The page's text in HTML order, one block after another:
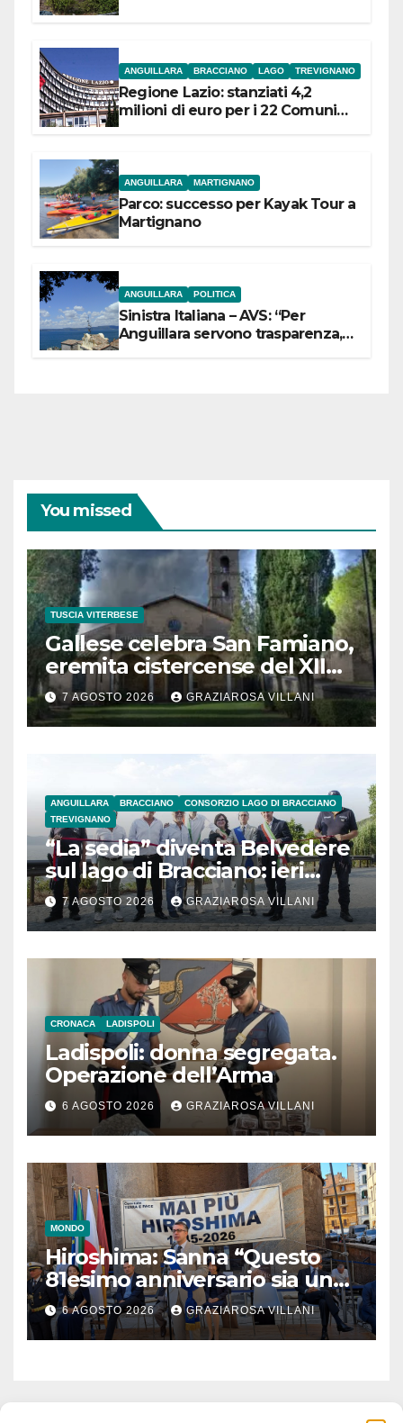
ANGUILLARA BRACCIANO LAGO TREVIGNANO
Regione Lazio: stanziati 4,2
milioni di euro per i 22 Comuni
ANGUILLARA MARTIGNANO
Parco: successo per Kayak Tour a
Martignano
ANGUILLARA POLITICA
Sinistra Italiana – AVS: “Per
Anguillara servono trasparenza,
You missed
TUSCIA VITERBESE
Gallese celebra San Famiano,
eremita cistercense del XII
secolo
7 AGOSTO 2026 GRAZIAROSA VILLANI
ANGUILLARA BRACCIANO
CONSORZIO LAGO DI BRACCIANO
TREVIGNANO
“La sedia” diventa Belvedere
sul lago di Bracciano: ieri
l’inaugurazione
7 AGOSTO 2026 GRAZIAROSA VILLANI
CRONACA LADISPOLI
Ladispoli: donna segregata.
Operazione dell’Arma
6 AGOSTO 2026 GRAZIAROSA VILLANI
MONDO
Hiroshima: Sanna “Questo
81esimo anniversario sia un
monito per tutti”
6 AGOSTO 2026 GRAZIAROSA VILLANI